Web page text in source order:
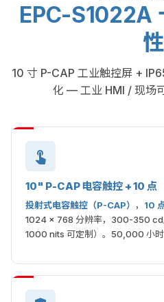
EPC-S1022A
性
10 寸 P-CAP 工业触控屏 +
化 — 工业 HMI / 现场
10" P-CAP 电容触控 + 10 点
投射式电容触控（P-CAP） ， 10
1024 × 768 分辨率，300-350
1000 nits 可定制）。50,000 小时